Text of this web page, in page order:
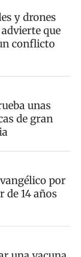
y drones
que
conflicto
unas
de gran
por
de 14 años